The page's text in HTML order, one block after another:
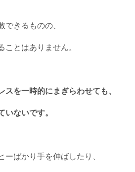
できるものの、
ことはありません。
スを一時的にまぎらわせても、
いないです。
ーばかり手を伸ばしたり、